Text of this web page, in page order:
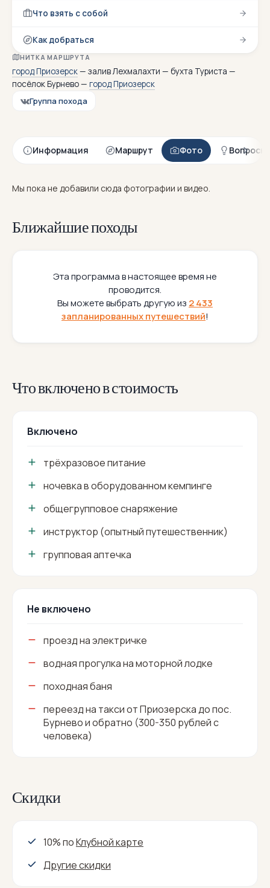
Что взять с собой
Как добраться
НИТКА МАРШРУТА
город Приозерск— залив Лехмалахти — бухта Туриста —
посёлок Бурнево — город Приозерск
Группа похода
Информация Маршрут Фото Вопросы
Мы пока не добавили сюда фотографии и видео.
Ближайшие походы
Эта программа в настоящее время не
проводится.
Вы можете выбрать другую из 2 433
запланированных путешествий!
Что включено в стоимость
Включено
трёхразовое питание
ночевка в оборудованном кемпинге
общегрупповое снаряжение
инструктор (опытный путешественник)
групповая аптечка
Не включено
проезд на электричке
водная прогулка на моторной лодке
походная баня
переезд на такси от Приозерска до пос.
Бурнево и обратно (300-350 рублей с
человека)
Скидки
10% поКлубной карте
Другие скидки